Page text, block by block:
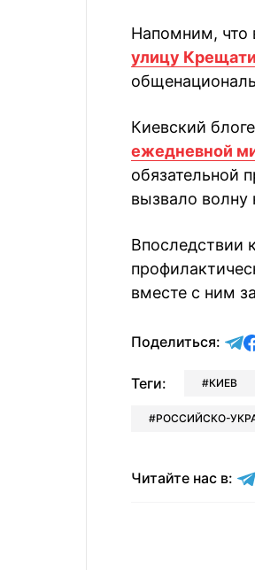
Напомним, что
улицу
Киевский
ежедневной
обязательной
вызвало волну
Впоследствии
вместе с ним
Поделиться:
Теги: КИЕВ
РОССИЙСКО-
Читайте нас в: